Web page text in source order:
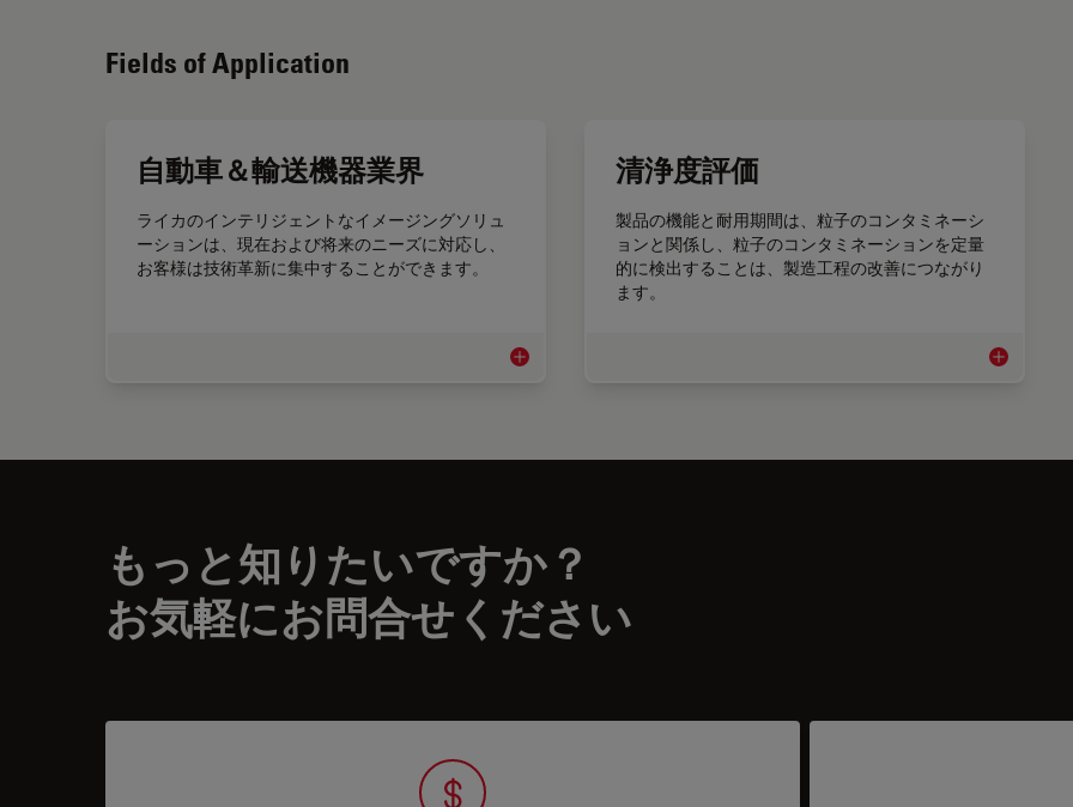
Fields of Application
自動車＆輸送機器業界
ライカのインテリジェントなイメージングソリュ
ーションは、現在および将来のニーズに対応し、
お客様は技術革新に集中することができます。
自動車＆輸送機器業界
清浄度評価
製品の機能と耐用期間は、粒子のコンタミネーシ
ョンと関係し、粒子のコンタミネーションを定量
的に検出することは、製造工程の改善につながり
ます。
清浄度評価
もっと知りたいですか？
お気軽にお問合せください